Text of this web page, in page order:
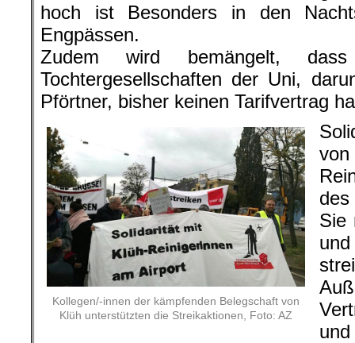
hoch ist Besonders in den
Engpässen.
Zudem wird bemängelt, dass
Tochtergesellschaften der Uni,
Pförtner, bisher keinen Tarifvertrag
Kollegen/-innen der kämpfenden Belegschaft von
Klüh unterstützten die Streikaktionen, Foto: AZ
von
Sie